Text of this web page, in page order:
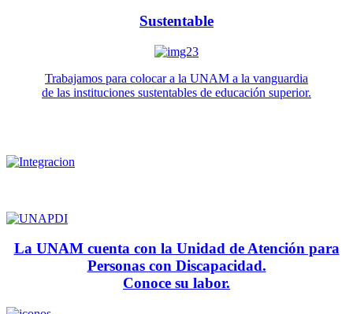
Sustentable
Trabajamos para colocar a la UNAM a la vanguardia
de las instituciones sustentables de educación superior.
La UNAM cuenta con la Unidad de Atención para
Personas con Discapacidad.
Conoce su labor.